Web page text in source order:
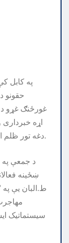
په کابل
حقونو
غورځنګ غړو د
اړه
دغه تور ظلم او استبداد پر وړاندې چوپه خوله پاتې نه شي.
د جمعې په
ښځینه
ط.البان یې
سیستماتیک